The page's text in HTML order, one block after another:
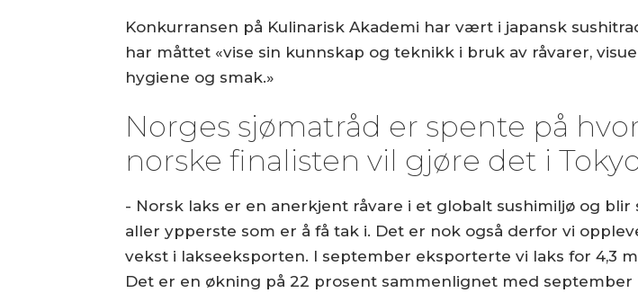
Konkurransen på Kulinarisk Akademi har vært i japansk
har måttet «vise sin kunnskap og teknikk i bruk av råvarer,
hygiene og smak.»
Norges sjømatråd er spente på
norske finalisten vil gjøre det i
- Norsk laks er en anerkjent råvare i et globalt sushimiljø og blir
aller ypperste som er å få tak i. Det er nok også derfor vi
vekst i lakseeksporten. I september eksporterte vi laks for 4,3
Det er en økning på 22 prosent sammenlignet med